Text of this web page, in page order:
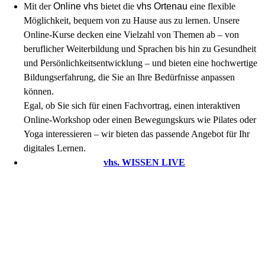
Mit derOnline vhs bietet die vhs Ortenau eine flexible
Möglichkeit, bequem von zu Hause aus zu lernen. Unsere
Online-Kurse decken eine Vielzahl von Themen ab – von
beruflicher Weiterbildung und Sprachen bis hin zu Gesundheit
und Persönlichkeitsentwicklung – und bieten eine hochwertige
Bildungserfahrung, die Sie an Ihre Bedürfnisse anpassen
können.
Egal, ob Sie sich für einen Fachvortrag, einen interaktiven
Online-Workshop oder einen Bewegungskurs wie Pilates oder
Yoga interessieren – wir bieten das passende Angebot für Ihr
digitales Lernen.
vhs. WISSEN LIVE